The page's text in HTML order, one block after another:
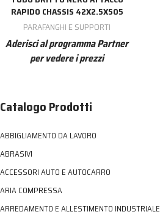
RAPIDO CHASSIS 42X2.5X505
PARAFANGHI E SUPPORTI
Aderisci al programma Partner
per vedere i prezzi
Catalogo Prodotti
ABBIGLIAMENTO DA LAVORO
ABRASIVI
ACCESSORI AUTO E AUTOCARRO
ARIA COMPRESSA
ARREDAMENTO E ALLESTIMENTO INDUSTRIALE